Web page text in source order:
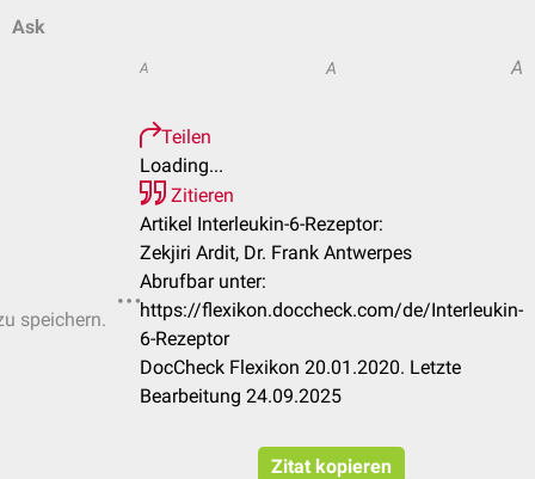
Ask
speichern.
A A A
Teilen
Loading...
Zitieren
Artikel Interleukin-6-Rezeptor:
Zekjiri Ardit, Dr. Frank Antwerpes
Abrufbar unter:
https://flexikon.doccheck.com/de/Interleukin-
6-Rezeptor
DocCheck Flexikon 20.01.2020. Letzte
Bearbeitung 24.09.2025
Zitat kopieren